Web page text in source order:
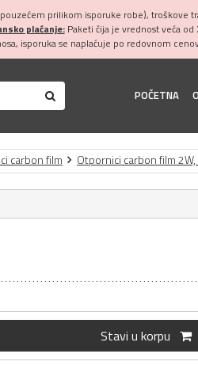
prilikom isporuke robe), troškove
plaćanje:Paketi čija je vrednost veća od
isporuka se naplaćuje po redovnom
POČETNA
carbon film Otpornici carbon film 2W,
Stavi u korpu